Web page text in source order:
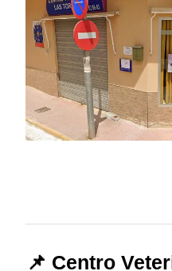
📌 Centro